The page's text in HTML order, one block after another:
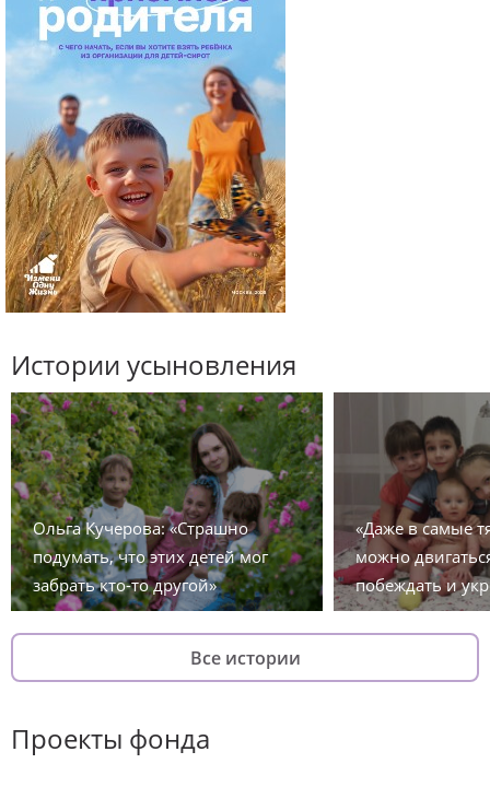
Истории усыновления
Ольга Кучерова: «Страшно
подумать, что этих детей мог
забрать кто-то другой»
«Даже в самые
можно
побеждать и
Все истории
Проекты фонда